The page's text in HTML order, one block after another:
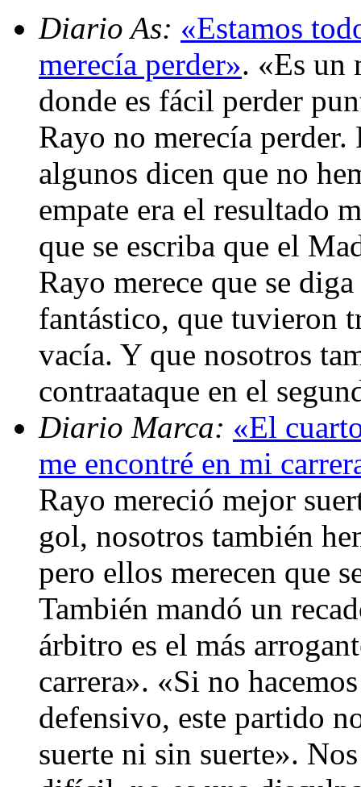
Diario As: «Estamos
merecía perder». «Es un
donde es fácil perder
Rayo no merecía perder.
algunos dicen que no
empate era el resultado
que se escriba que el
Rayo merece que se
fantástico, que tuvieron
vacía. Y que nosotros
contraataque en el
Diario Marca: «El
me encontré en mi
Rayo mereció mejor
gol, nosotros también
pero ellos merecen que
También mandó un
árbitro es el más
carrera». «Si no
defensivo, este partido
suerte ni sin suerte».